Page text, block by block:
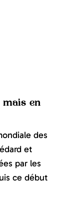
mais en
des
et
par les
ce début